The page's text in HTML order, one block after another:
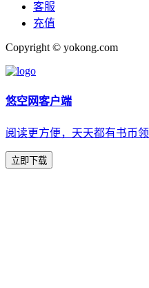
客服
充值
Copyright © yokong.com
悠空网客户端
阅读更方便，天天都有书币领
立即下载